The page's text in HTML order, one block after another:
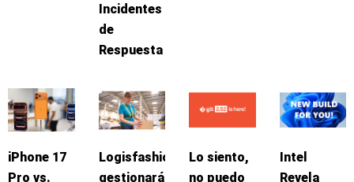
Incidentes
de
Respuesta
iPhone 17
Pro vs.
Logisfashion
gestionará
Lo siento,
no puedo
Intel
Revela